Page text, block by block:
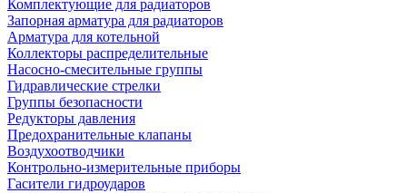
Комплектующие для радиаторов
Запорная арматура для радиаторов
Арматура для котельной
Коллекторы распределительные
Насосно-смесительные группы
Гидравлические стрелки
Группы безопасности
Редукторы давления
Предохранительные клапаны
Воздухоотводчики
Контрольно-измерительные приборы
Гасители гидроударов